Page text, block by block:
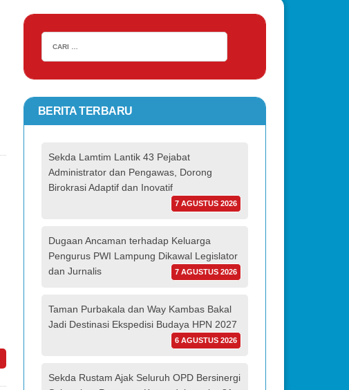
BERITA TERBARU
Sekda Lamtim Lantik 43 Pejabat
Administrator dan Pengawas, Dorong
Birokrasi Adaptif dan Inovatif
7 AGUSTUS 2026
Dugaan Ancaman terhadap Keluarga
Pengurus PWI Lampung Dikawal Legislator
dan Jurnalis
7 AGUSTUS 2026
Taman Purbakala dan Way Kambas Bakal
Jadi Destinasi Ekspedisi Budaya HPN 2027
6 AGUSTUS 2026
Sekda Rustam Ajak Seluruh OPD Bersinergi